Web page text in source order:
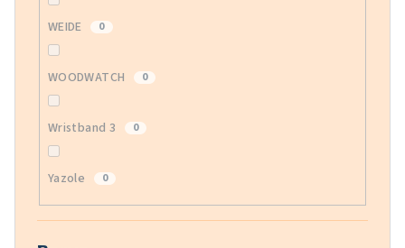
WEIDE 0
WOODWATCH 0
Wristband 3 0
Yazole 0